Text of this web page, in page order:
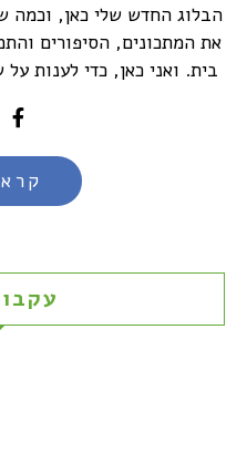
הבלוג החדש שלי כאן, וכמה
את המתכונים, הסיפורים
בית. ואני כאן, כדי לענות